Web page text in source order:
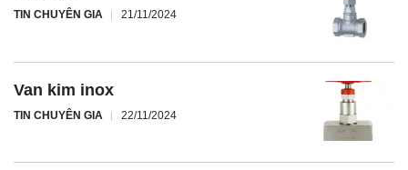
TIN CHUYÊN GIA 21/11/2024
Van kim inox
TIN CHUYÊN GIA 22/11/2024